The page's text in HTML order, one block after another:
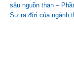
sâu nguồn than –
Sự ra đời của ngành